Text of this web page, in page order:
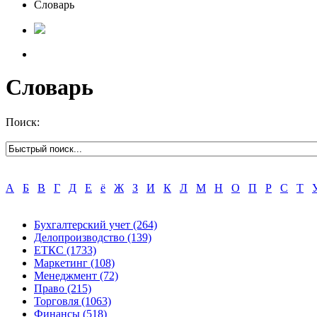
Словарь
Словарь
Поиск:
А Б В Г Д Е ё Ж З И К Л М Н О П Р С Т
Бухгалтерский учет (264)
Делопроизводство (139)
ЕТКС (1733)
Маркетинг (108)
Менеджмент (72)
Право (215)
Торговля (1063)
Финансы (518)